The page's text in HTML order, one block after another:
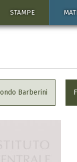
STAMPE
Barberini